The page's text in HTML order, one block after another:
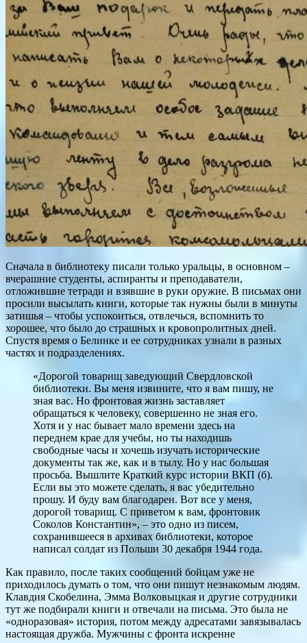
Сначала в библиотеку писали только уральцы, в основном –
вчерашние студенты, аспиранты и преподаватели,
отложившие тетради и взявшие в руки оружие. В письмах они
просили высылать книги, которые так нужны были в минуты
затишья – чтобы успокоиться, отвлечься, вспомнить то
хорошее, что было до страшных и кровопролитных дней.
Спустя время о Белинке и ее сотрудниках узнали в разных
частях и подразделениях.
«Дорогой товарищ заведующий Свердловской
библиотеки. Вы меня извините, что я вам пишу, не
зная вас. Но фронтовая жизнь заставляет
обращаться к человеку, совершенно не зная его.
Хотя и у нас бывает мало времени здесь на
переднем крае для учебы, но ты находишь
свободные часы и хочешь изучать исторические
документы так же, как и в тылу. Но у нас большая
просьба. Вышлите Краткий курс истории ВКП (б).
Если вы это можете сделать, я вас убедительно
прошу. И буду вам благодарен. Вот все у меня,
дорогой товарищ. С приветом к вам, фронтовик
Соколов Константин», – это одно из писем,
сохранившееся в архивах библиотеки, которое
написал солдат из Польши 30 декабря 1944 года.
Как правило, после таких сообщений бойцам уже не
приходилось думать о том, что они пишут незнакомым людям.
Клавдия Скобелина, Эмма Волковыцкая и другие сотрудники
тут же подбирали книги и отвечали на письма. Это была не
«одноразовая» история, потом между адресатами завязывалась
настоящая дружба. Мужчины с фронта искренне